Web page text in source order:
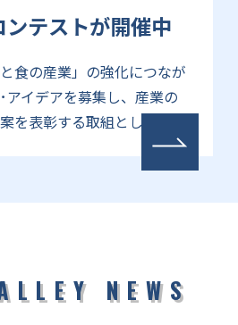
ンテストが開催中
食の産業」の強化につなが
アイデアを募集し、産業の
を表彰する取組とします。
NEWS